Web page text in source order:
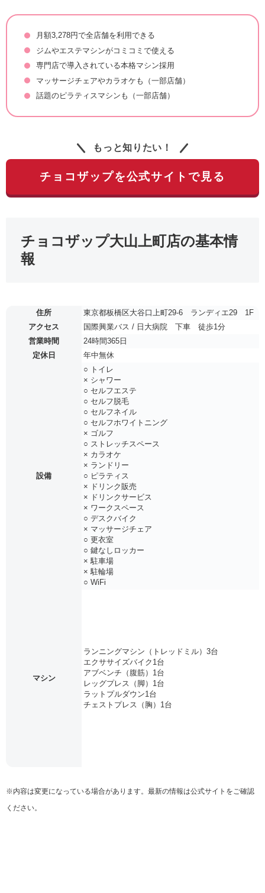
月額3,278円で全店舗を利用できる
ジムやエステマシンがコミコミで使える
専門店で導入されている本格マシン採用
マッサージチェアやカラオケも（一部店舗）
話題のピラティスマシンも（一部店舗）
もっと知りたい！
チョコザップを公式サイトで見る
チョコザップ大山上町店の基本情
報
住所
東京都板橋区大谷口上町29-6 ランディエ29 1F
アクセス
国際興業バス / 日大病院 下車 徒歩1分
営業時間
24時間365日
定休日
年中無休
設備
○ トイレ
× シャワー
○ セルフエステ
○ セルフ脱毛
○ セルフネイル
○ セルフホワイトニング
× ゴルフ
○ ストレッチスペース
× カラオケ
× ランドリー
○ ピラティス
× ドリンク販売
× ドリンクサービス
× ワークスペース
○ デスクバイク
× マッサージチェア
○ 更衣室
○ 鍵なしロッカー
× 駐車場
× 駐輪場
○ WiFi
マシン
ランニングマシン（トレッドミル）3台
エクササイズバイク1台
アブベンチ（腹筋）1台
レッグプレス（脚）1台
ラットプルダウン1台
チェストプレス（胸）1台
※内容は変更になっている場合があります。最新の情報は公式サイトをご確認
ください。